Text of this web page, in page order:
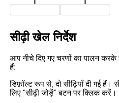
सीढ़ी खेल निर्देश
आप नीचे दिए गए चरणों का पालन
हैं:
डिफ़ॉल्ट रूप से, दो सीढ़ियाँ दी गई
लिए "सीढ़ी जोड़ें" बटन पर क्लिक करें।